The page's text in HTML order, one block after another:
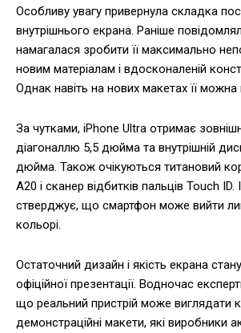
Особливу увагу привернула складка
внутрішнього екрана. Раніше
намагалася зробити її максимально
новим матеріалам і вдосконаленій
Однак навіть на нових макетах її можна
За чутками, iPhone Ultra отримає
діагоналлю 5,5 дюйма та внутрішній
дюйма. Також очікуються титановий
A20 і сканер відбитків пальців Touch ID.
стверджує, що смартфон може вийти
кольорі.
Остаточний дизайн і якість екрана
офіційної презентації. Водночас
що реальний пристрій може виглядати
демонстраційні макети, які виробники